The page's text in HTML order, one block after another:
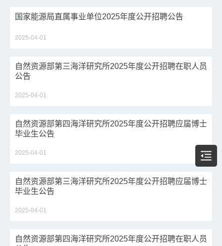
国家能源局直属事业单位2025年度公开招聘公告
2025-04-01
自然资源部第三海洋研究所2025年度公开招聘在职人员
公告
2025-04-01
自然资源部第四海洋研究所2025年度公开招聘应届博士
毕业生公告
2025-04-01
自然资源部第三海洋研究所2025年度公开招聘应届博士
毕业生公告
2025-04-01
自然资源部第四海洋研究所2025年度公开招聘在职人员